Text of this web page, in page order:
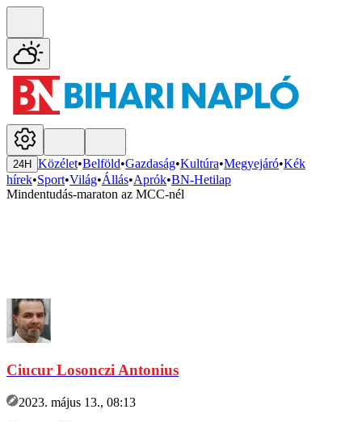
24H Közélet•Belföld•Gazdaság•Kultúra•Megyejáró•Kék
hírek•Sport•Világ•Állás•Aprók•BN-Hetilap
Mindentudás-maraton az MCC-nél
Ciucur Losonczi Antonius
2023. május 13., 08:13